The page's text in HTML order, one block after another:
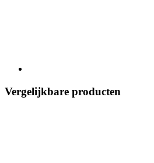
Vergelijkbare producten